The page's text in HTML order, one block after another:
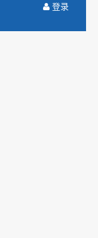
登录